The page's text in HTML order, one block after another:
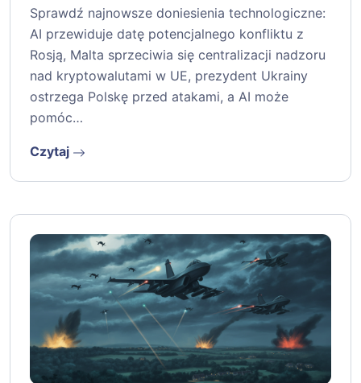
Sprawdź najnowsze doniesienia technologiczne:
AI przewiduje datę potencjalnego konfliktu z
Rosją, Malta sprzeciwia się centralizacji nadzoru
nad kryptowalutami w UE, prezydent Ukrainy
ostrzega Polskę przed atakami, a AI może
pomóc…
Czytaj